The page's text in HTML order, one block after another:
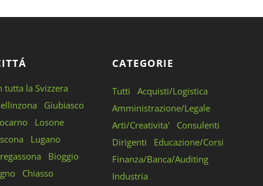
tutta la Svizzera
Giubiasco
Losone
Lugano
Bioggio
Chiasso
CATEGORIE
Tutti
Acquisti/Logistica
Amministrazione/Legale
Arti/Creativita'
Consulenti
Dirigenti
Educazione/Corsi
Finanza/Banca/Auditing
Industria